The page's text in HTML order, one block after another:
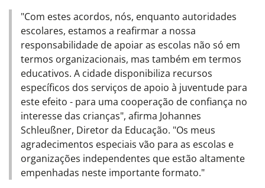
"Com estes acordos, nós, enquanto autoridades
escolares, estamos a reafirmar a nossa
responsabilidade de apoiar as escolas não só em
termos organizacionais, mas também em termos
educativos. A cidade disponibiliza recursos
específicos dos serviços de apoio à juventude para
este efeito - para uma cooperação de confiança no
interesse das crianças", afirma Johannes
Schleußner, Diretor da Educação. "Os meus
agradecimentos especiais vão para as escolas e
organizações independentes que estão altamente
empenhadas neste importante formato."